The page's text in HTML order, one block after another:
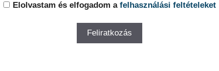
Elolvastam és elfogadom a felhasználási feltételeket